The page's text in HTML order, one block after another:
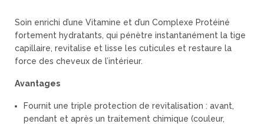
Soin enrichi d’une Vitamine et d’un Complexe Protéiné
fortement hydratants, qui pénètre instantanément la tige
capillaire, revitalise et lisse les cuticules et restaure la
force des cheveux de l’intérieur.
Avantages
Fournit une triple protection de revitalisation : avant,
pendant et après un traitement chimique (couleur,